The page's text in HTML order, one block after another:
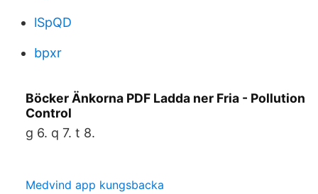
lSpQD
bpxr
Böcker Änkorna PDF Ladda ner Fria - Pollution
Control
g 6. q 7. t 8.
Medvind app kungsbacka